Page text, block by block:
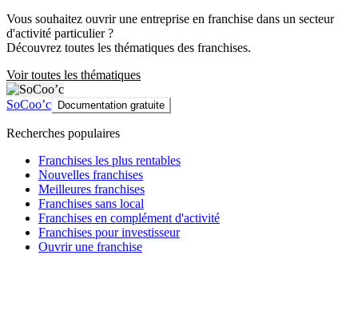
Vous souhaitez ouvrir une entreprise en franchise dans un secteur
d'activité particulier ?
Découvrez toutes les thématiques des franchises.
Voir toutes les thématiques
SoCoo’c Documentation gratuite
Recherches populaires
Franchises les plus rentables
Nouvelles franchises
Meilleures franchises
Franchises sans local
Franchises en complément d'activité
Franchises pour investisseur
Ouvrir une franchise